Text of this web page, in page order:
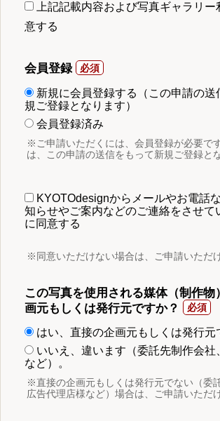
上記記載内容および写真ギャラリー
意する
会員登録
新規に会員登録する（この申請の送
規ご登録となります）
会員登録済み
※ご申請いただくには、会員登録が必要で
は、この申請の送信をもって新規ご登録と
KYOTOdesignからメールやお電話
知らせやご案内などのご連絡をさせて
に同意する
※同意いただけない場合は、ご申請いただ
この写真を使用される媒体（制作物
画元もしくは発行元ですか？
はい、直接の企画元もしくは発行元
いいえ、違います（委託先制作会社
など）。
※直接の企画元もしくは発行元でない（委
広告代理店様など）場合は、ご申請いただ